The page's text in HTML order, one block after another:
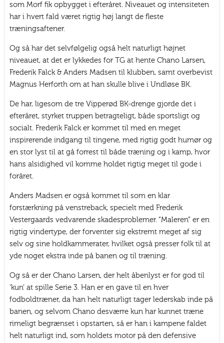
som Morf fik opbygget i efteråret. Niveauet og intensiteten
har i hvert fald været rigtig høj langt de fleste
træningsaftener.
Og så har det selvfølgelig også helt naturligt højnet
niveauet, at det er lykkedes for TG at hente Chano Larsen,
Frederik Falck & Anders Madsen til klubben, samt overbevist
Magnus Herforth om at han skulle blive i Undløse BK.
De har, ligesom de tre Vipperød BK-drenge gjorde det i
efteråret, styrket truppen betragteligt, både sportsligt og
socialt. Frederik Falck er kommet til med en meget
inspirerende indgang til tingene, med rigtig godt humør og
en stor lyst til at gå forrest til både træning og i kamp, hvor
hans alsidighed vil komme holdet rigtig meget til gode i
foråret.
Anders Madsen er også kommet til som en klar
forstærkning på venstreback, specielt med Frederik
Vestergaards vedvarende skadesproblemer. ”Maleren” er en
rigtig vindertype, der forventer sig ekstremt meget af sig
selv og sine holdkammerater, hvilket også presser folk til at
yde noget ekstra inde på banen og til træning.
Og så er der Chano Larsen, der helt åbenlyst er for god til
‘kun’ at spille Serie 3. Han er en gave til en hver
fodboldtræner, da han helt naturligt tager lederskab inde på
banen, og selvom Chano desværre kun har kunnet træne
rimeligt begrænset i opstarten, så er han i kampene faldet
helt naturligt ind, som holdets motor på den defensive